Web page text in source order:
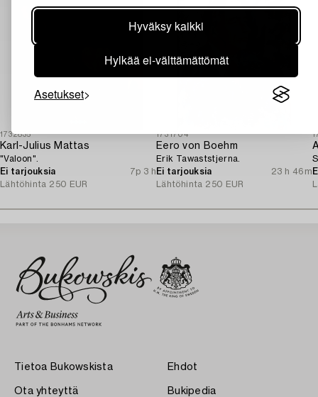
Hyväksy kaikki
Hylkää ei-välttämättömät
Asetukset
1732835
Karl-Julius Mattas
"Valoon".
Ei tarjouksia
7p 3 h
Lähtöhinta 250 EUR
1731704
Eero von Boehm
Erik Tawaststjerna.
Ei tarjouksia
23 h 46m
Lähtöhinta 250 EUR
Tietoa Bukowskista
Ota yhteyttä
Ehdot
Bukipedia